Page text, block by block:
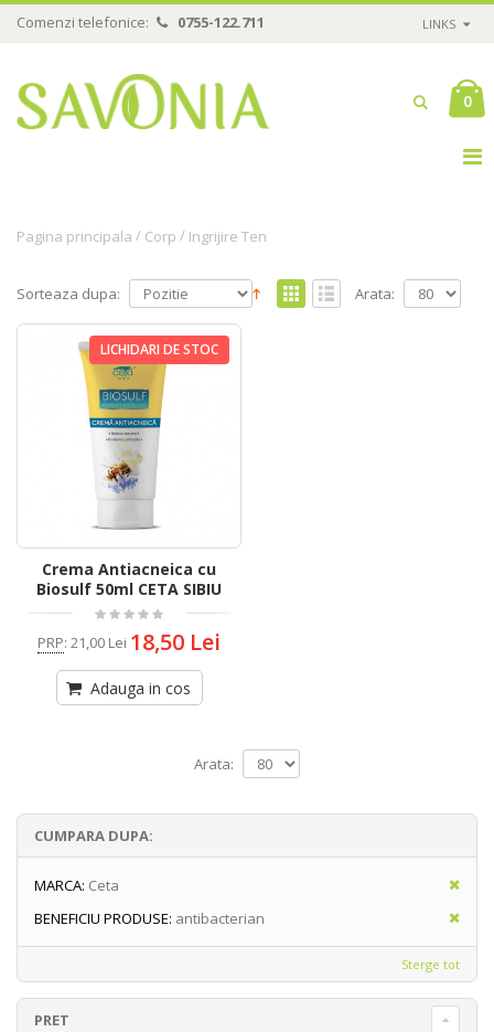
Comenzi telefonice: 0755-122.711 LINKS
0
Pagina principala / Corp / Ingrijire Ten
Sorteaza dupa: Arata:
LICHIDARI DE STOC
Crema Antiacneica cu
Biosulf 50ml CETA SIBIU
PRP: 21,00 Lei 18,50 Lei
Adauga in cos
Arata:
CUMPARA DUPA:
MARCA: Ceta
BENEFICIU PRODUSE: antibacterian
Sterge tot
PRET